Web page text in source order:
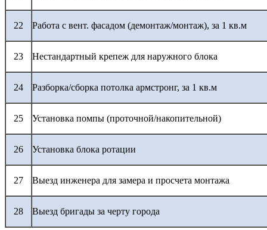
22 Работа с вент. фасадом (демонтаж/монтаж), за 1 кв.м
23 Нестандартный крепеж для наружного блока
24 Разборка/сборка потолка армстронг, за 1 кв.м
25 Установка помпы (проточной/накопительной)
26 Установка блока ротации
27 Выезд инженера для замера и просчета монтажа
28 Выезд бригады за черту города